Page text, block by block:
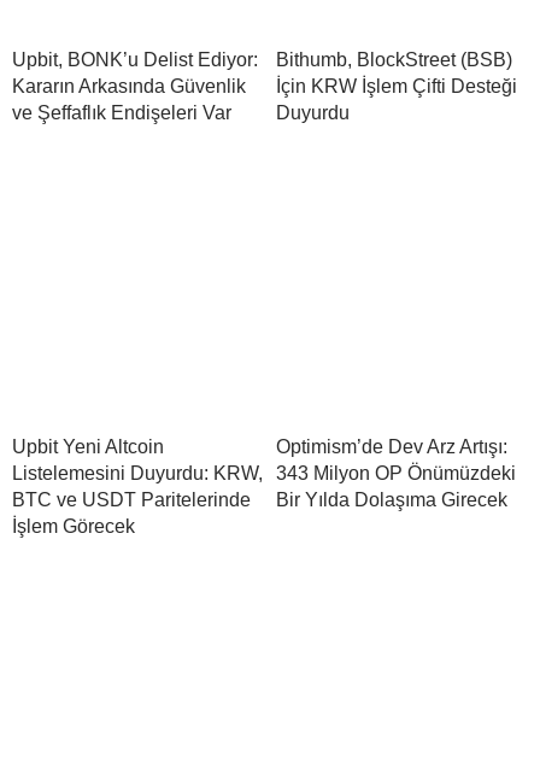
Upbit, BONK’u Delist Ediyor:
Kararın Arkasında Güvenlik
ve Şeffaflık Endişeleri Var
Bithumb, BlockStreet (BSB)
İçin KRW İşlem Çifti Desteği
Duyurdu
Upbit Yeni Altcoin
Listelemesini Duyurdu: KRW,
BTC ve USDT Paritelerinde
İşlem Görecek
Optimism’de Dev Arz Artışı:
343 Milyon OP Önümüzdeki
Bir Yılda Dolaşıma Girecek